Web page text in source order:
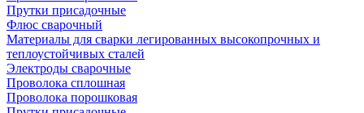
Прутки присадочные
Флюс сварочный
Материалы для сварки легированных высокопрочных и
теплоустойчивых сталей
Электроды сварочные
Проволока сплошная
Проволока порошковая